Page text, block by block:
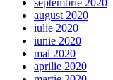
septembrie 2020
august 2020
iulie 2020
iunie 2020
mai 2020
aprilie 2020